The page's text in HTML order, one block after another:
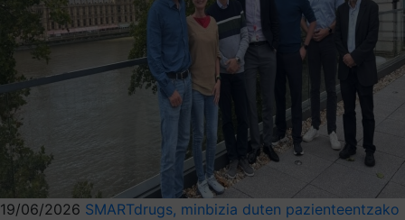
19/06/2026 SMARTdrugs, minbizia duten pazienteentzako